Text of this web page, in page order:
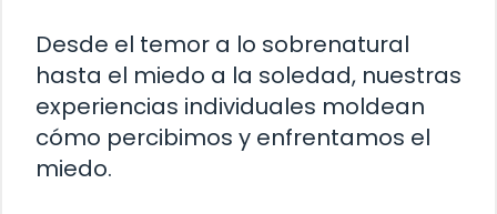
Desde el temor a lo sobrenatural
hasta el miedo a la soledad, nuestras
experiencias individuales moldean
cómo percibimos y enfrentamos el
miedo.